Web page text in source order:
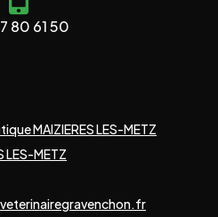
80 61 50
MAIZIERES LES-METZ
LES-METZ